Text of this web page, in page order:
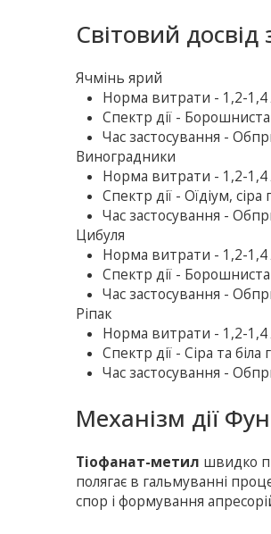
Світовий
Ячмінь ярий
Норма витрати - 1,2-1,4
Спектр дії -
Час застосування -
Виноградники
Норма витрати - 1,2-1,4
Спектр дії - Оїдіум, сіра
Час застосування -
Цибуля
Норма витрати - 1,2-1,4
Спектр дії - Борошниста
Час застосування -
Ріпак
Норма витрати - 1,2-1,4
Спектр дії - Сіра та
Час застосування -
Механізм дії
Тіофанат-метил швидко
полягає в гальмуванні
спор і формування